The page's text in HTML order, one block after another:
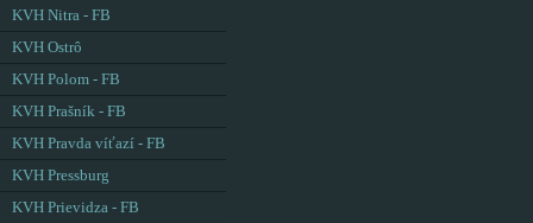
KVH Nitra - FB
KVH Ostrô
KVH Polom - FB
KVH Prašník - FB
KVH Pravda víťazí - FB
KVH Pressburg
KVH Prievidza - FB